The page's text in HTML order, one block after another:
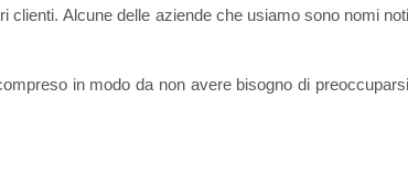
clienti. Alcune delle aziende che usiamo sono nomi noti
in modo da non avere bisogno di preoccuparsi